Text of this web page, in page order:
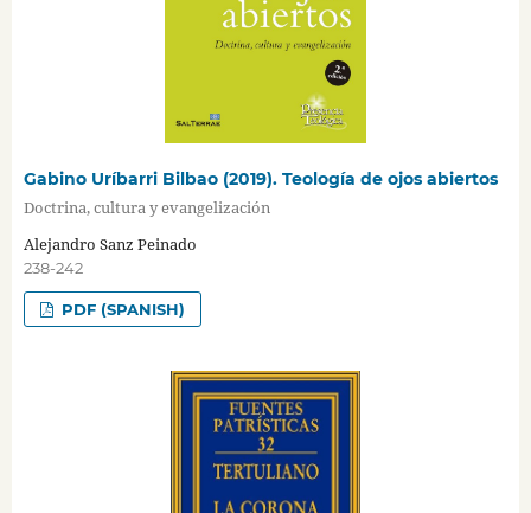
Gabino Uríbarri Bilbao (2019). Teología de ojos abiertos
Doctrina, cultura y evangelización
Alejandro Sanz Peinado
238-242
PDF (SPANISH)